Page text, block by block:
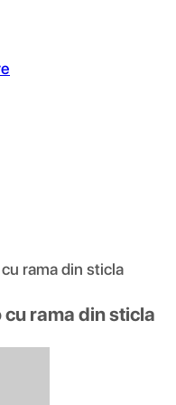
rama din sticla
rama din sticla